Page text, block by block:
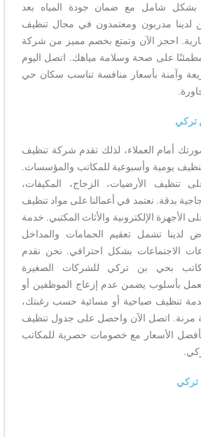
بشكل شامل مع ضمان جودة المياه بعد
لدينا مدربون ومعتمدون في مجال تنظيف
احجز الآن وتمتع بخصم مميز من شركة
على صحة وسلامة مياهك. اتصل اليوم
وآمنة بأسعار منافسة تناسب سكان حي
تركي
أمام العملاء، لذلك تقدم شركة تنظيف
يومية وأسبوعية للمكاتب والمؤسسات.
تنظيف الأرضيات، الزجاج، المكيفات،
بدقة. نعتمد في أعمالنا على مواد تنظيف
الأجهزة الإلكترونية والأثاث المكتبي. خدمة
لدينا تشمل تعقيم الحمامات والمداخل
الاجتماعات بشكل احترافي. نحن نقدم
بحي بن تركي للشركات الصغيرة
بأسلوب يضمن عدم إزعاج الموظفين أو
تنظيف صباحية أو مسائية حسب رغبتك،
مرنة. اتصل الآن واحصل على جدول تنظيف
الأسعار مع خصومات حصرية للمكاتب
تركي